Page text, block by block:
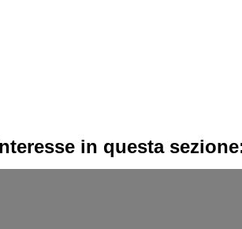
in questa